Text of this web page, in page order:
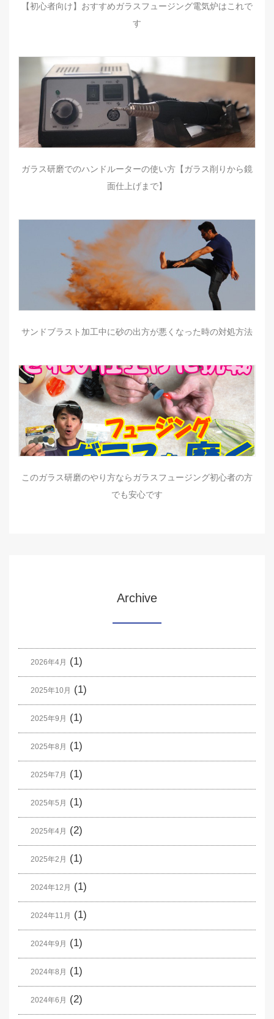
【初心者向け】おすすめガラスフュージング電気炉はこれで
す
ガラス研磨でのハンドルーターの使い方【ガラス削りから鏡
面仕上げまで】
サンドブラスト加工中に砂の出方が悪くなった時の対処方法
このガラス研磨のやり方ならガラスフュージング初心者の方
でも安心です
Archive
2026年4月 (1)
2025年10月 (1)
2025年9月 (1)
2025年8月 (1)
2025年7月 (1)
2025年5月 (1)
2025年4月 (2)
2025年2月 (1)
2024年12月 (1)
2024年11月 (1)
2024年9月 (1)
2024年8月 (1)
2024年6月 (2)